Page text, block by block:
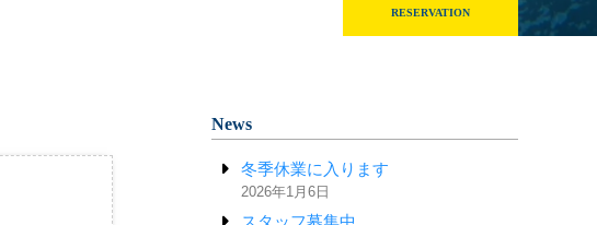
RESERVATION
News
冬季休業に入ります
2026年1月6日